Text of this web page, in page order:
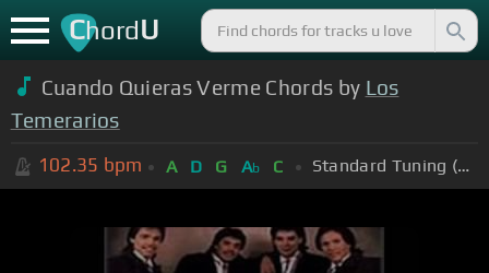
ChordU
Cuando Quieras Verme Chords by Los
Temerarios
102.35 bpm A D G Ab C Standard Tuning (EADGBE)